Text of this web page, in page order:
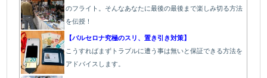
のフライト。そんなあなたに最後の最後まで楽しみ切る方法
を伝授！
【バルセロナ究極のスリ、置き引き対策】
こうすればまずトラブルに遭う事は無いと保証できる方法を
アドバイスします。